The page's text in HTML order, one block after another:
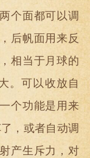
个面都可以调
后帆面用来反
相当于月球的
。可以收放自
个功能是用来
，或者自动调
产生斥力，对